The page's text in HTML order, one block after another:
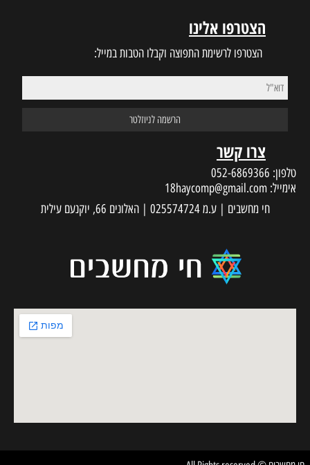
הצטרפו אלינו
הצטרפו לרשימת התפוצה וקבלו הטבות במייל:
צרו קשר
טלפון: 052-6869366
אימייל: 18haycomp@gmail.com
חי מחשבים | ע.מ 025574724 | האלונים 66, יוקנעם עילית